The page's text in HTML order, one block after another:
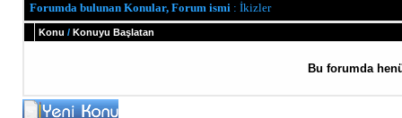
Forumda bulunan Konular, Forum ismi : İkizler
Konu / Konuyu Başlatan
Bu forumda